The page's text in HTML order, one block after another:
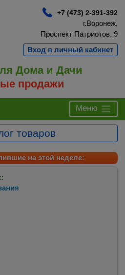
+7 (473) 2-391-392
г.Воронеж,
Проспект Патриотов, 9
Вход в личный кабинет
Дома и Дачи
продажи
Меню
товаров
на этой неделе: